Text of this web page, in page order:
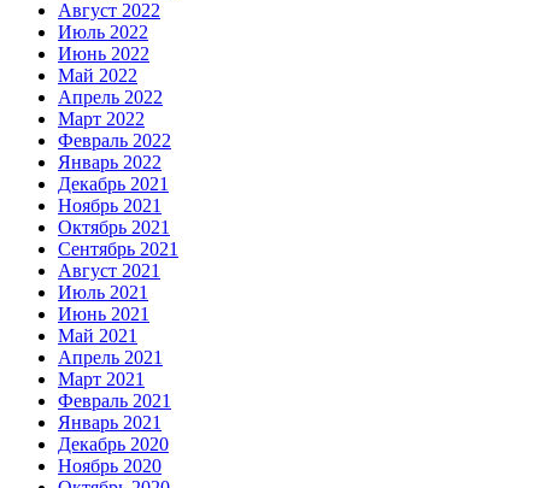
Август 2022
Июль 2022
Июнь 2022
Май 2022
Апрель 2022
Март 2022
Февраль 2022
Январь 2022
Декабрь 2021
Ноябрь 2021
Октябрь 2021
Сентябрь 2021
Август 2021
Июль 2021
Июнь 2021
Май 2021
Апрель 2021
Март 2021
Февраль 2021
Январь 2021
Декабрь 2020
Ноябрь 2020